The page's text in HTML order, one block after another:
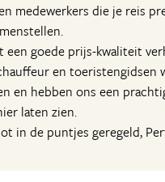
medewerkers die je reis
een goede prijs-kwaliteit
en toeristengidsen
en hebben ons een
laten zien.
in de puntjes geregeld,